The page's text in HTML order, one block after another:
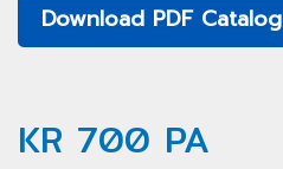
Download PDF Catalog
KR 700 PA